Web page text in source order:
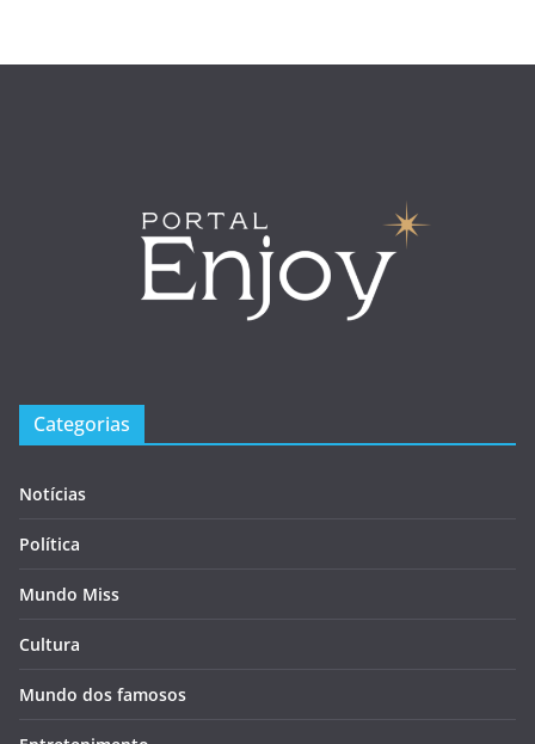
Categorias
Notícias
Política
Mundo Miss
Cultura
Mundo dos famosos